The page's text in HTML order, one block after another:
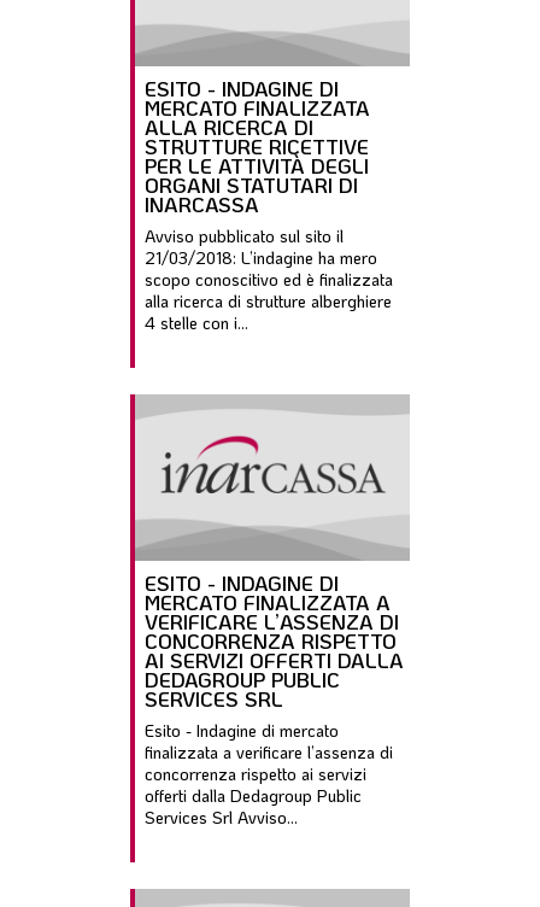
ESITO - INDAGINE DI
MERCATO FINALIZZATA
ALLA RICERCA DI
STRUTTURE RICETTIVE
PER LE ATTIVITÀ DEGLI
ORGANI STATUTARI DI
INARCASSA
Avviso pubblicato sul sito il
21/03/2018: L’indagine ha mero
scopo conoscitivo ed è finalizzata
alla ricerca di strutture alberghiere
4 stelle con i...
ESITO - INDAGINE DI
MERCATO FINALIZZATA A
VERIFICARE L’ASSENZA DI
CONCORRENZA RISPETTO
AI SERVIZI OFFERTI DALLA
DEDAGROUP PUBLIC
SERVICES SRL
Esito - Indagine di mercato
finalizzata a verificare l’assenza di
concorrenza rispetto ai servizi
offerti dalla Dedagroup Public
Services Srl Avviso...